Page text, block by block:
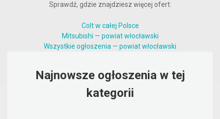
Sprawdź, gdzie znajdziesz więcej ofert:
Colt w całej Polsce
Mitsubishi — powiat włocławski
Wszystkie ogłoszenia — powiat włocławski
Najnowsze ogłoszenia w tej
kategorii